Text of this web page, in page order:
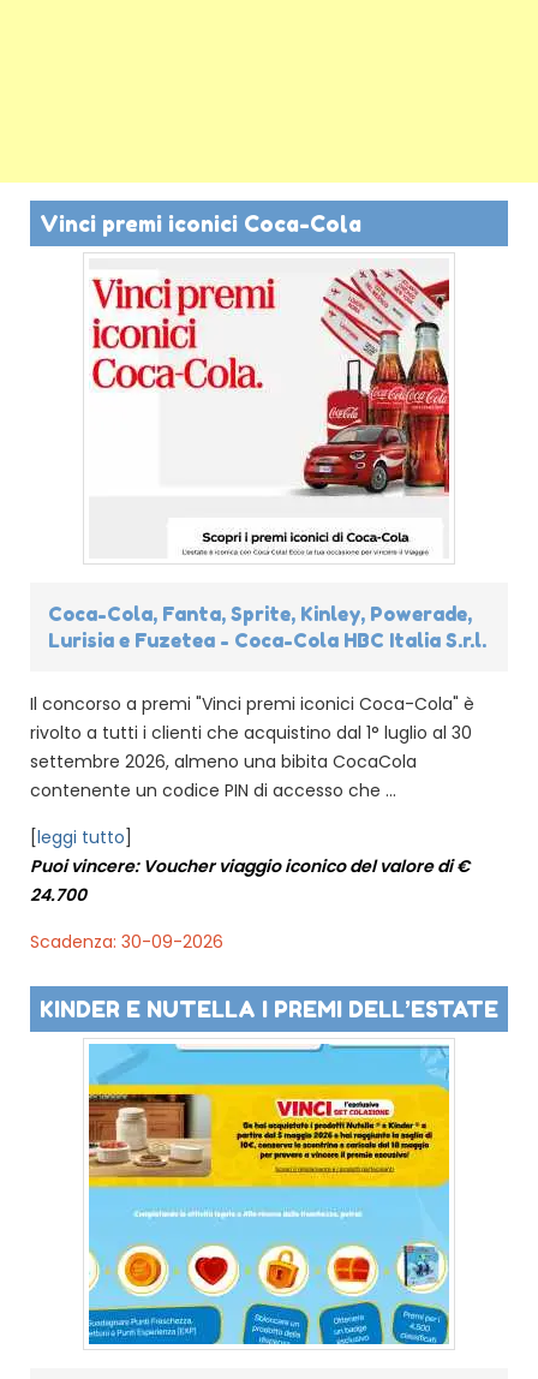
Vinci premi iconici Coca-Cola
Coca-Cola, Fanta, Sprite, Kinley, Powerade,
Lurisia e Fuzetea - Coca-Cola HBC Italia S.r.l.
Il concorso a premi "Vinci premi iconici Coca-Cola" è
rivolto a tutti i clienti che acquistino dal 1° luglio al 30
settembre 2026, almeno una bibita CocaCola
contenente un codice PIN di accesso che ...
[leggi tutto]
Puoi vincere: Voucher viaggio iconico del valore di €
24.700
Scadenza: 30-09-2026
KINDER E NUTELLA I PREMI DELL’ESTATE